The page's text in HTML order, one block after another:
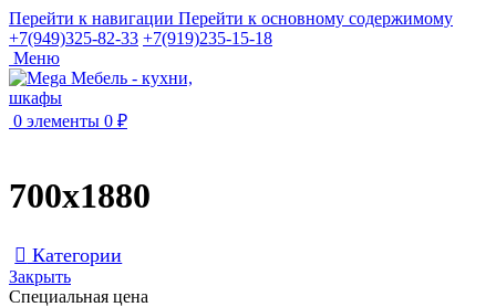
Перейти к навигации Перейти к основному содержимому
+7(949)325-82-33 +7(919)235-15-18
Меню
0 элементы 0 ₽
700х1880
Категории
Закрыть
Специальная цена